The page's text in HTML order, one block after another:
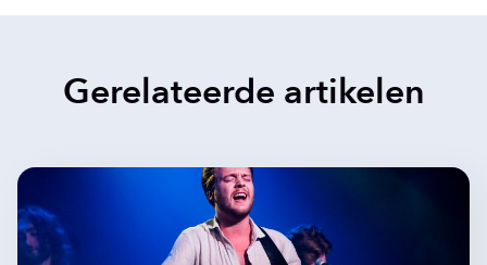
Gerelateerde artikelen